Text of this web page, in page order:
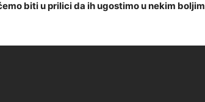
biti u prilici da ih ugostimo u nekim boljim